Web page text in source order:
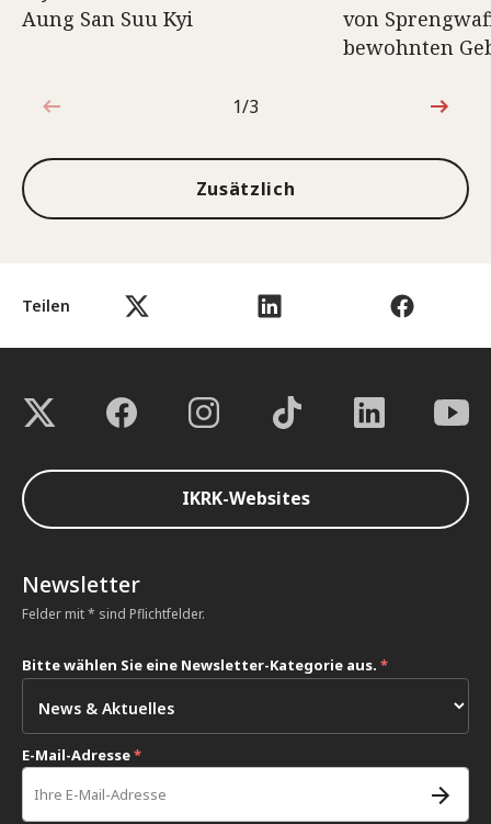
Teilen
Aung San Suu Kyi
von
bewohnten
1von3
1/3
Zusätzlich
IKRK-Websites
Newsletter
Felder mit * sind Pflichtfelder.
Bitte wählen Sie eine Newsletter-Kategorie aus. *
E-Mail-Adresse*